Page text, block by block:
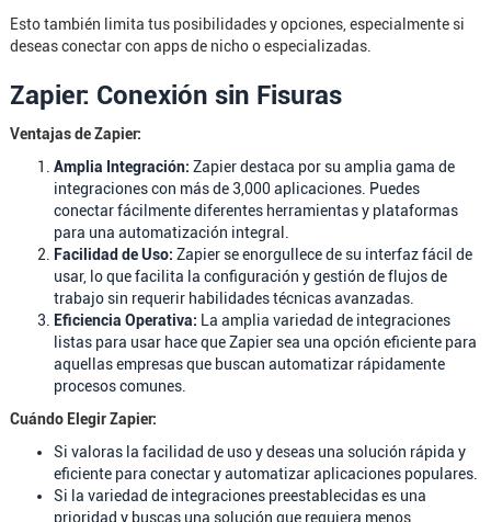
Esto también limita tus posibilidades y opciones, especialmente si
deseas conectar con apps de nicho o especializadas.
Zapier: Conexión sin Fisuras
Ventajas de Zapier:
Amplia Integración: Zapier destaca por su amplia gama de
integraciones con más de 3,000 aplicaciones. Puedes
conectar fácilmente diferentes herramientas y plataformas
para una automatización integral.
Facilidad de Uso: Zapier se enorgullece de su interfaz fácil de
usar, lo que facilita la configuración y gestión de flujos de
trabajo sin requerir habilidades técnicas avanzadas.
Eficiencia Operativa: La amplia variedad de integraciones
listas para usar hace que Zapier sea una opción eficiente para
aquellas empresas que buscan automatizar rápidamente
procesos comunes.
Cuándo Elegir Zapier:
Si valoras la facilidad de uso y deseas una solución rápida y
eficiente para conectar y automatizar aplicaciones populares.
Si la variedad de integraciones preestablecidas es una
prioridad y buscas una solución que requiera menos